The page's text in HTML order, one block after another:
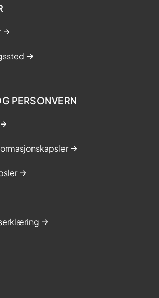
PERSONVERN